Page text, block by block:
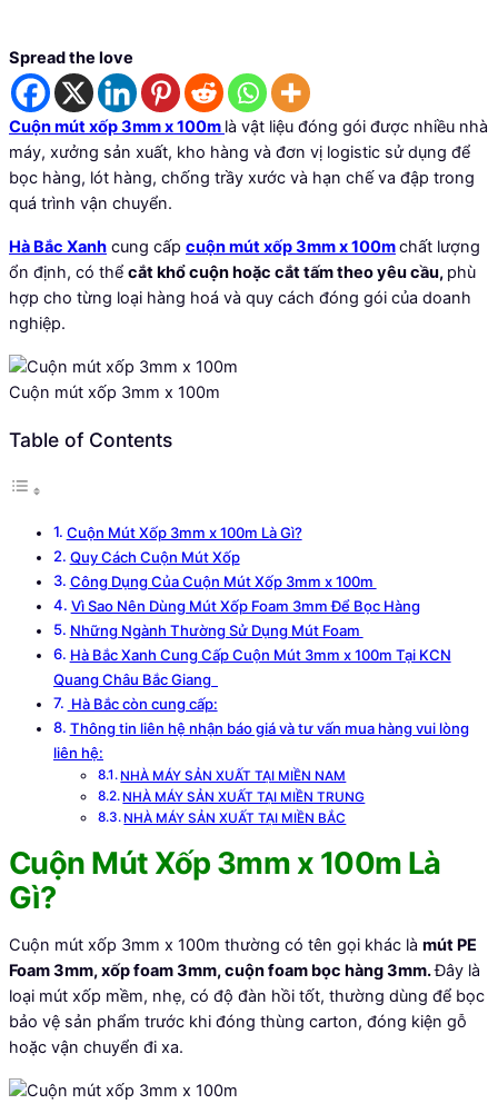
Spread the love
Cuộn mút xốp 3mm x 100m là vật liệu đóng gói được nhiều nhà
máy, xưởng sản xuất, kho hàng và đơn vị logistic sử dụng để
bọc hàng, lót hàng, chống trầy xước và hạn chế va đập trong
quá trình vận chuyển.
Hà Bắc Xanh cung cấp cuộn mút xốp 3mm x 100mchất lượng
ổn định, có thể cắt khổ cuộn hoặc cắt tấm theo yêu cầu, phù
hợp cho từng loại hàng hoá và quy cách đóng gói của doanh
nghiệp.
Cuộn mút xốp 3mm x 100m
Table of Contents
Cuộn Mút Xốp 3mm x 100m Là Gì?
Quy Cách Cuộn Mút Xốp
Công Dụng Của Cuộn Mút Xốp 3mm x 100m
Vì Sao Nên Dùng Mút Xốp Foam 3mm Để Bọc Hàng
Những Ngành Thường Sử Dụng Mút Foam
Hà Bắc Xanh Cung Cấp Cuộn Mút 3mm x 100m Tại KCN
Quang Châu Bắc Giang
Hà Bắc còn cung cấp:
Thông tin liên hệ nhận báo giá và tư vấn mua hàng vui lòng
liên hệ:
NHÀ MÁY SẢN XUẤT TẠI MIỀN NAM
NHÀ MÁY SẢN XUẤT TẠI MIỀN TRUNG
NHÀ MÁY SẢN XUẤT TẠI MIỀN BẮC
Cuộn Mút Xốp 3mm x 100m Là
Gì?
Cuộn mút xốp 3mm x 100m thường có tên gọi khác là mút PE
Foam 3mm, xốp foam 3mm, cuộn foam bọc hàng 3mm.Đây là
loại mút xốp mềm, nhẹ, có độ đàn hồi tốt, thường dùng để bọc
bảo vệ sản phẩm trước khi đóng thùng carton, đóng kiện gỗ
hoặc vận chuyển đi xa.